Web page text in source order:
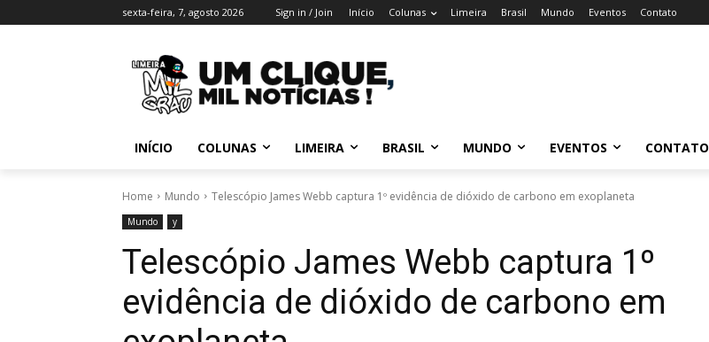
sexta-feira, 7, agosto 2026 Sign in / Join Início Colunas Limeira Brasil Mundo Eventos Contato
INÍCIO COLUNAS LIMEIRA BRASIL MUNDO EVENTOS CONTATO
Home Mundo Telescópio James Webb captura 1º evidência de dióxido de carbono em exoplaneta
Mundo y
Telescópio James Webb captura 1º
evidência de dióxido de carbono em